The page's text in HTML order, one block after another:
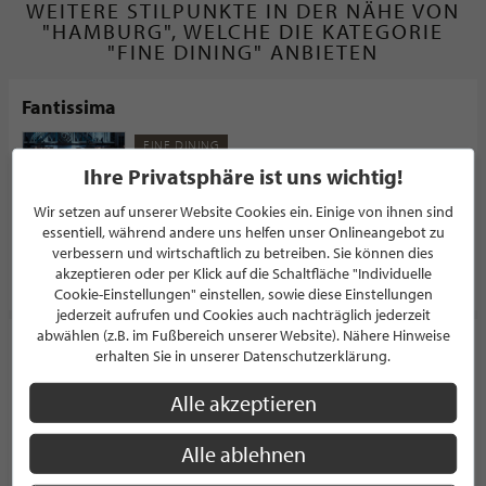
WEITERE STILPUNKTE IN DER NÄHE VON
"HAMBURG", WELCHE DIE KATEGORIE
"FINE DINING" ANBIETEN
Fantissima
FINE DINING
5.0/5.0 (1)
50321 Brühl
Deutschland
PROFIL
Kaiserhof Willich
RESTAURANT
Unterbruch 6
47877 Willich
Deutschland
Ihre Privatsphäre ist uns wichtig!
Wir setzen auf unserer Website Cookies ein. Einige von ihnen sind
essentiell, während andere uns helfen unser Onlineangebot zu
verbessern und wirtschaftlich zu betreiben. Sie können dies
akzeptieren oder per Klick auf die Schaltfläche "Individuelle
Cookie-Einstellungen" einstellen, sowie diese Einstellungen
jederzeit aufrufen und Cookies auch nachträglich jederzeit
abwählen (z.B. im Fußbereich unserer Website). Nähere Hinweise
erhalten Sie in unserer Datenschutzerklärung.
Alle akzeptieren
Alle ablehnen